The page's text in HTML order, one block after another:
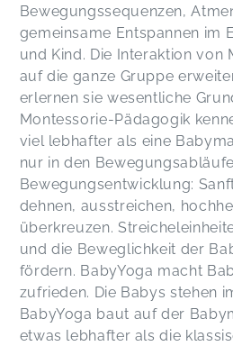
Bewegungssequenzen,
gemeinsame Entspannen im
und Kind. Die Interaktion von
auf die ganze Gruppe
erlernen sie wesentliche
Montessorie-Pädagogik
viel lebhafter als eine
nur in den
Bewegungsentwicklung:
dehnen, ausstreichen,
überkreuzen.
und die Beweglichkeit der
fördern. BabyYoga macht
zufrieden. Die Babys stehen
BabyYoga baut auf der
etwas lebhafter als die